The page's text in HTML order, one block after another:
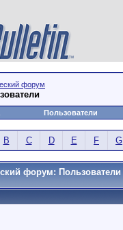
форум
Пользователи
B C D E F G
форум: Пользователи